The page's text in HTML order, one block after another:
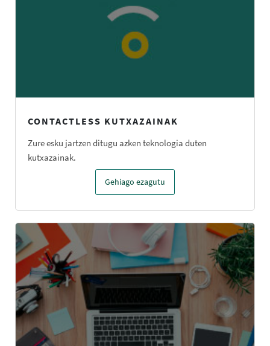
CONTACTLESS KUTXAZAINAK
Zure esku jartzen ditugu azken teknologia duten
kutxazainak.
Gehiago ezagutu